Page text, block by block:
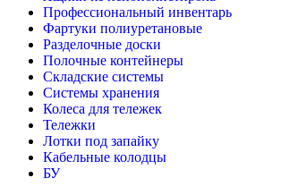
Профессиональный инвентарь
Фартуки полиуретановые
Разделочные доски
Полочные контейнеры
Складские системы
Системы хранения
Колеса для тележек
Тележки
Лотки под запайку
Кабельные колодцы
БУ